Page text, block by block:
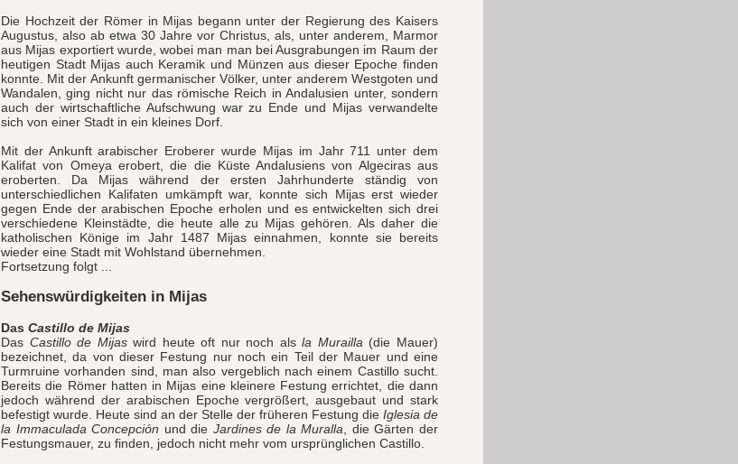
Die Hochzeit der Römer in Mijas begann unter der Regierung des Kaisers
Augustus, also ab etwa 30 Jahre vor Christus, als, unter anderem, Marmor
aus Mijas exportiert wurde, wobei man man bei Ausgrabungen im Raum der
heutigen Stadt Mijas auch Keramik und Münzen aus dieser Epoche finden
konnte. Mit der Ankunft germanischer Völker, unter anderem Westgoten und
Wandalen, ging nicht nur das römische Reich in Andalusien unter, sondern
auch der wirtschaftliche Aufschwung war zu Ende und Mijas verwandelte
sich von einer Stadt in ein kleines Dorf.
Mit der Ankunft arabischer Eroberer wurde Mijas im Jahr 711 unter dem
Kalifat von Omeya erobert, die die Küste Andalusiens von Algeciras aus
eroberten. Da Mijas während der ersten Jahrhunderte ständig von
unterschiedlichen Kalifaten umkämpft war, konnte sich Mijas erst wieder
gegen Ende der arabischen Epoche erholen und es entwickelten sich drei
verschiedene Kleinstädte, die heute alle zu Mijas gehören. Als daher die
katholischen Könige im Jahr 1487 Mijas einnahmen, konnte sie bereits
wieder eine Stadt mit Wohlstand übernehmen.
Fortsetzung folgt ...
Sehenswürdigkeiten in Mijas
Das Castillo de Mijas
Das Castillo de Mijaswird heute oft nur noch alsla Murailla (die Mauer)
bezeichnet, da von dieser Festung nur noch ein Teil der Mauer und eine
Turmruine vorhanden sind, man also vergeblich nach einem Castillo sucht.
Bereits die Römer hatten in Mijas eine kleinere Festung errichtet, die dann
jedoch während der arabischen Epoche vergrößert, ausgebaut und stark
befestigt wurde. Heute sind an der Stelle der früheren Festung die Iglesia de
la Immaculada Concepción und die Jardines de la Muralla , die Gärten der
Festungsmauer, zu finden, jedoch nicht mehr vom ursprünglichen Castillo.